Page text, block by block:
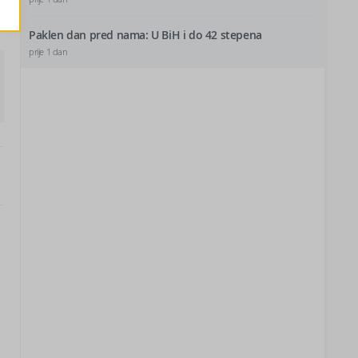
Paklen dan pred nama: U BiH i do 42 stepena
prije 1 dan